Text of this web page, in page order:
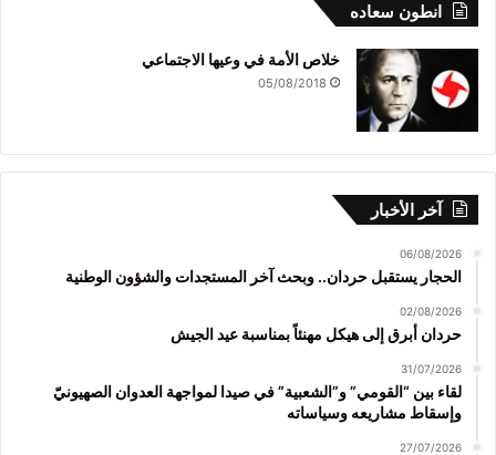
انطون سعاده
خلاص الأمة في وعيها الاجتماعي
05/08/2018
آخر الأخبار
06/08/2026
الحجار يستقبل حردان.. وبحث آخر المستجدات والشؤون الوطنية
02/08/2026
حردان أبرق إلى هيكل مهنئاً بمناسبة عيد الجيش
31/07/2026
لقاء بين “القومي” و”الشعبية” في صيدا لمواجهة العدوان الصهيونيّ
وإسقاط مشاريعه وسياساته
27/07/2026